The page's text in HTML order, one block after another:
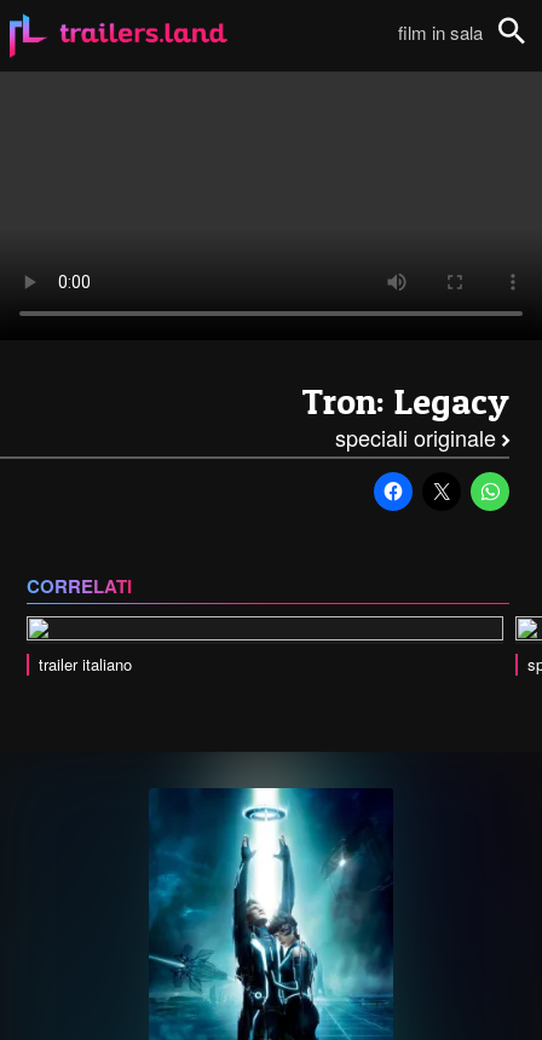
film in sala
Tron: Legacy
speciali originale
CORRELATI
trailer italiano